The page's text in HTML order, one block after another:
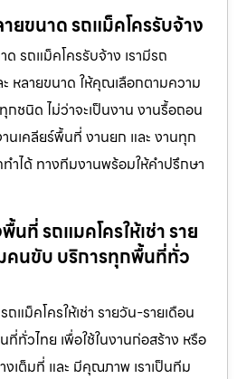
ายขนาด รถแม็คโครรับจ้าง
ด รถแม็คโครรับจ้าง เรามีรถ
หลายขนาด ให้คุณเลือกตามความ
ชนิด ไม่ว่าจะเป็นงาน งานรื้อถอน
เคลียร์พื้นที่ งานยก และ งานทุก
ำได้ ทางทีมงานพร้อมให้คำปรึกษา
นที่ รถแมคโครให้เช่า ราย
คนขับ บริการทุกพื้นที่ทั่ว
แม็คโครให้เช่า รายวัน-รายเดือน
วไทย เพื่อใช้ในงานก่อสร้าง หรือ
เต็มที่ และ มีคุณภาพ เราเป็นทีม